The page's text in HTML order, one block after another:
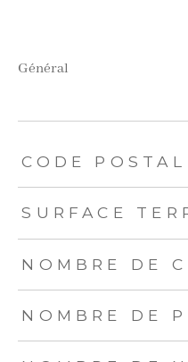
général
TRAD_ZEPHYR_Caracteristique
CODE POSTAL
SURFACE
NOMBRE DE
NOMBRE DE